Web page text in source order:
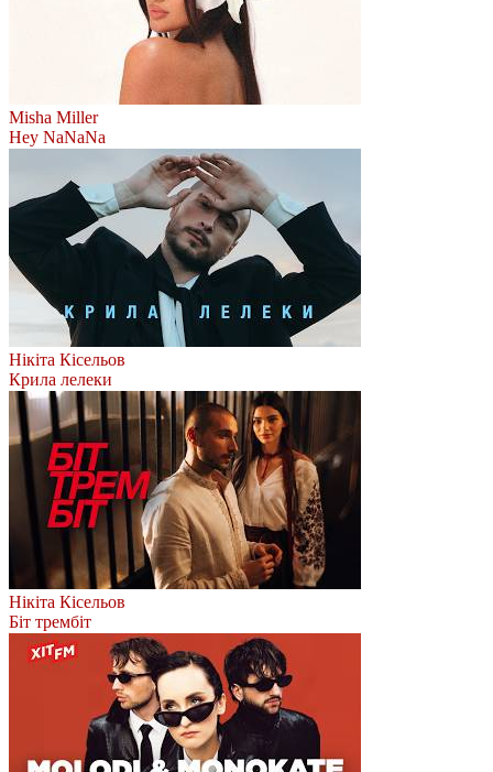
Misha Miller
Hey NaNaNa
Нікіта Кісельов
Крила лелеки
Нікіта Кісельов
Біт трембіт